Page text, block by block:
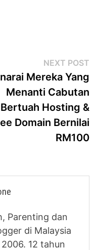
NEXT POST
Mereka Yang
Menanti Cabutan
Bertuah Hosting &
Domain Bernilai
RM100
Parenting dan
di Malaysia
12 tahun